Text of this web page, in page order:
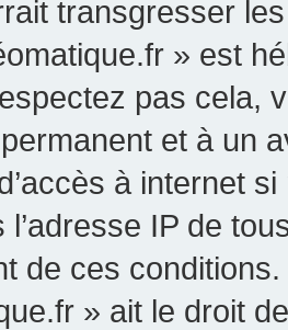
transgresser
» est
pas cela,
et à un
à internet
IP de
de ces
» ait le droit